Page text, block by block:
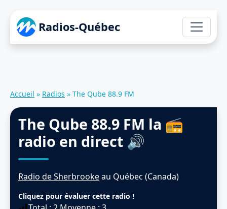
Radios-Québec
Accueil » Radios » The Qube 88.9 FM
The Qube 88.9 FM la 📻
radio en direct 🔊
Radio de Sherbrookeau Québec (Canada)
Cliquez pour évaluer cette radio !